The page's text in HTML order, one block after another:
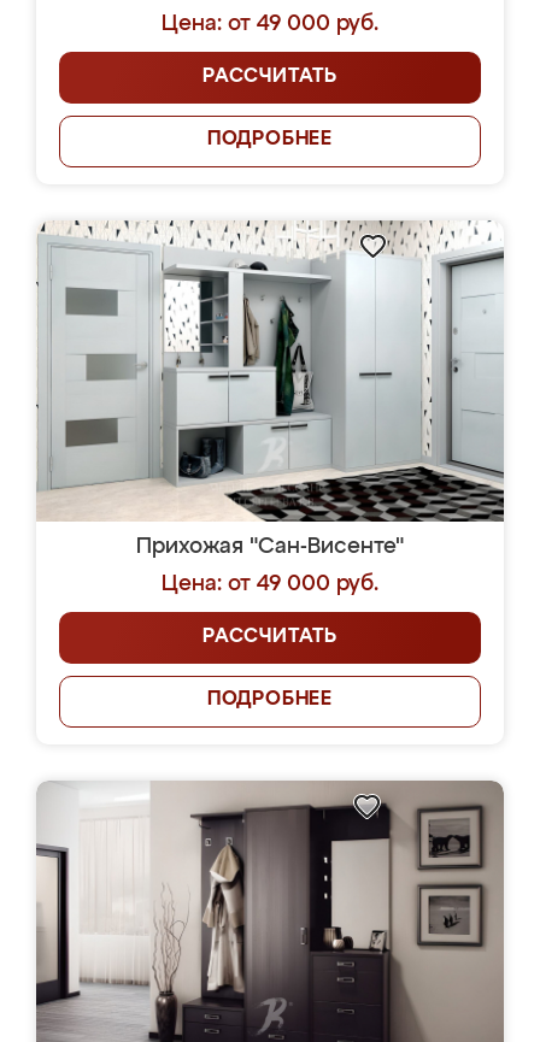
Цена: от 49 000 руб.
РАССЧИТАТЬ
ПОДРОБНЕЕ
Прихожая "Сан-Висенте"
Цена: от 49 000 руб.
РАССЧИТАТЬ
ПОДРОБНЕЕ